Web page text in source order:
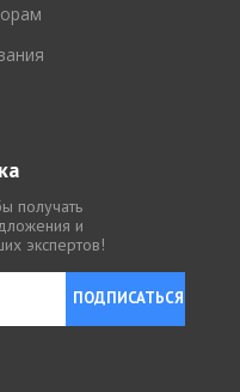
получать
и
экспертов!
ПОДПИСАТЬСЯ